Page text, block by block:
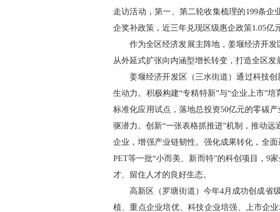
走访活动，第一、第二轮收集梳理的199条
企奖补政策，近三年兑现区级惠企政策1.05亿
作为全区经济发展主阵地，姜堰经济开
从外延式扩张向内涵型增长转变，打造全区发
姜堰经济开发区（三水街道）通过科技
生动力。积极构建“专精特新”与“企业上市”
标准化应用试点，落地总投资50亿元的零碳
驱潜力。创新“一张表格抓推进”机制，推动
企业，增强产业链韧性。强化成果转化，全
PET等一批“小而美、新而特”的科创项目，9
才、留住人才的良好生态。
高新区（罗塘街道）今年4月成功创成省
植、重点企业培优、科技企业培强、上市企